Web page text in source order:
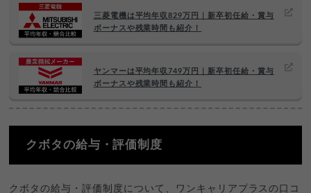
三菱電機は平均年収829万円｜新卒初任給・賞与
ボーナスや残業時間も紹介！
ヤンマーは平均年収749万円｜新卒初任給・賞与
ボーナスや残業時間も紹介！
クボタの給与・評価制度
クボタの給与・評価制度について、ワンキャリアプラスの口コ